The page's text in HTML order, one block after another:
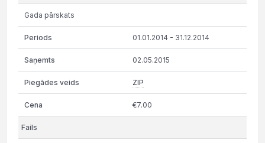
Gada pārskats
01.01.2014 - 31.12.2014
02.05.2015
ZIP
€7.00